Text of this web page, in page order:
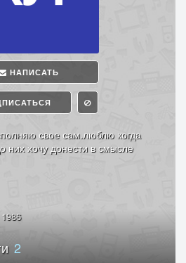
НАПИСАТЬ
свое сам.люблю когда
них хочу донести в смысле
2